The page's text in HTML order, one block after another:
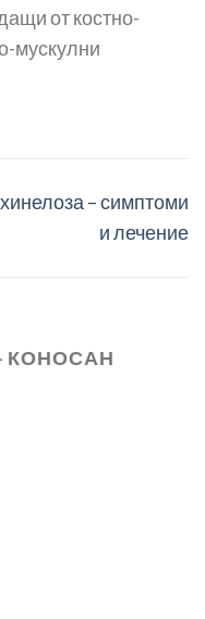
от костно-
мускулни
– симптоми
и лечение
КОНОСАН